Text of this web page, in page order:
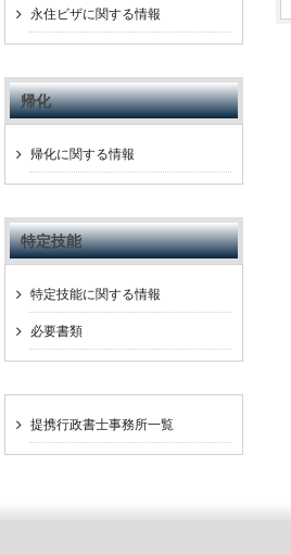
永住ビザに関する情報
帰化
帰化に関する情報
特定技能
特定技能に関する情報
必要書類
提携行政書士事務所一覧